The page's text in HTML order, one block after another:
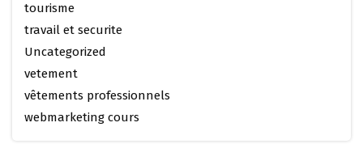
tourisme
travail et securite
Uncategorized
vetement
vêtements professionnels
webmarketing cours